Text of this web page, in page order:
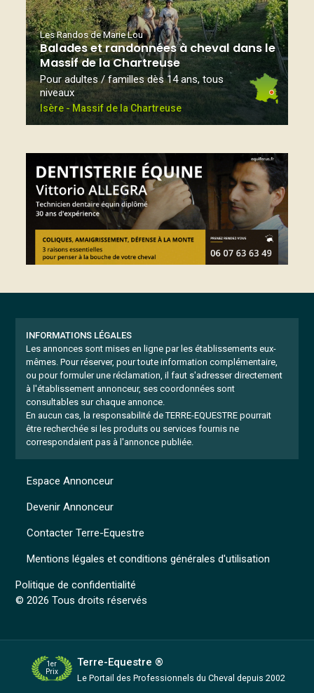
Les Randos de Marie Lou
Balades et randonnées à cheval dans le
Massif de la Chartreuse
Pour adultes / familles dès 14 ans, tous
niveaux
Isère - Massif de la Chartreuse
INFORMATIONS LÉGALES
Les annonces sont mises en ligne par les établissements eux-
mêmes. Pour réserver, pour toute information complémentaire,
ou pour formuler une réclamation, il faut s'adresser directement
à l'établissement annonceur, ses coordonnées sont
consultables sur chaque annonce.
En aucun cas, la responsabilité de TERRE-EQUESTRE pourrait
être recherchée si les produits ou services fournis ne
correspondaient pas à l'annonce publiée.
Mentions légales et conditions générales d'utilisation
Politique de confidentialité
© 2026 Tous droits réservés
Espace Annonceur
Devenir Annonceur
Contacter Terre-Equestre
1er
Prix
Terre-Equestre ®
Le Portail des Professionnels du Cheval depuis 2002